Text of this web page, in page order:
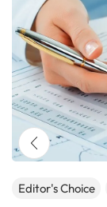
Editor's Choice